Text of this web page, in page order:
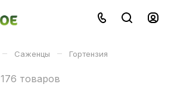
– Саженцы – Гортензия
176 товаров